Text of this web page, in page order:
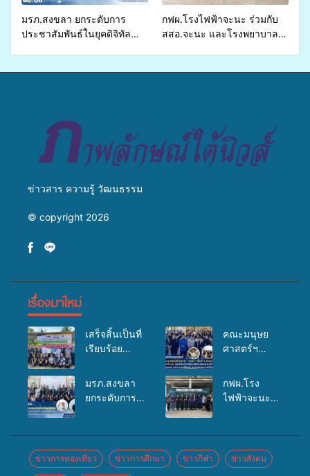
มรภ.สงขลา ยกระดับการ
ประชาสัมพันธ์ในยุคดิจิทัล
กฟผ.โรงไฟฟ้าจะนะ ร่วมกับ
สสอ.จะนะ และโรงพยาบาล
ข่าวสาร ความรู้ วัฒนธรรม
© copyright 2026
เรื่องมาใหม่
เสร็จสิ้นเป็นที่
เรียบร้อย
เคลื่อนที่
บริการด้าน
สุขภาพแก่
ประชาชนใน
คณะมนุษย
ศาสตร์ฯ
จัดอบรมเสริม
ศักยภาพ
กองทุน
สุขภาพตำบล
รองรับการจัด
มรภ.สงขลา
ยกระดับการ
องค์ความรู้
เครือข่าย
กฟผ.โรง
ไฟฟ้าจะนะ
พยาบาลศิคริ
นทร์ หาดใหญ่
ข่าวการท่องเที่ยว ข่าวการศึกษา ข่าวกีฬา ข่าวสังคม